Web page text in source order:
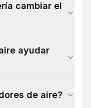
cambiar el
ayudar
de aire?